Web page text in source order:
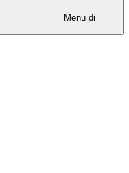
Menu di